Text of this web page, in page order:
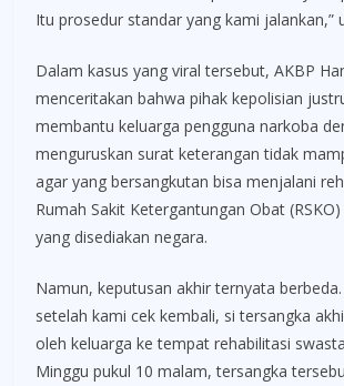
Itu prosedur standar yang kami jalankan,”
Dalam kasus yang viral tersebut, AKBP
menceritakan bahwa pihak kepolisian
membantu keluarga pengguna narkoba
menguruskan surat keterangan tidak
agar yang bersangkutan bisa menjalani
Rumah Sakit Ketergantungan Obat
yang disediakan negara.
Namun, keputusan akhir ternyata berbeda.
setelah kami cek kembali, si tersangka
oleh keluarga ke tempat rehabilitasi
Minggu pukul 10 malam, tersangka